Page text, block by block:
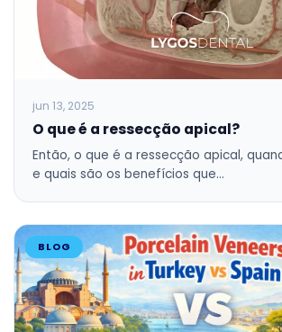
jun 13, 2025
O que é a ressecção apical?
Então, o que é a ressecção apical,
e quais são os benefícios que…
BLOG